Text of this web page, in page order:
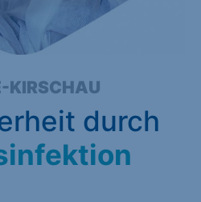
KIRSCHAU
durch